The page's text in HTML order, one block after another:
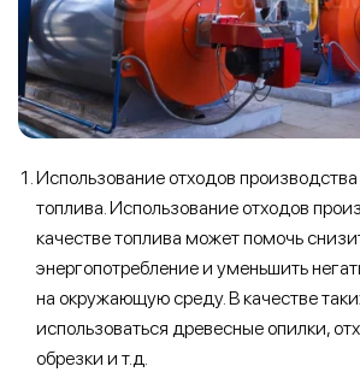
Использование отходов производства
топлива. Использование отходов
качестве топлива может помочь
энергопотребление и уменьшить
на окружающую среду. В качестве
использоваться древесные опилки,
обрезки и т.д.